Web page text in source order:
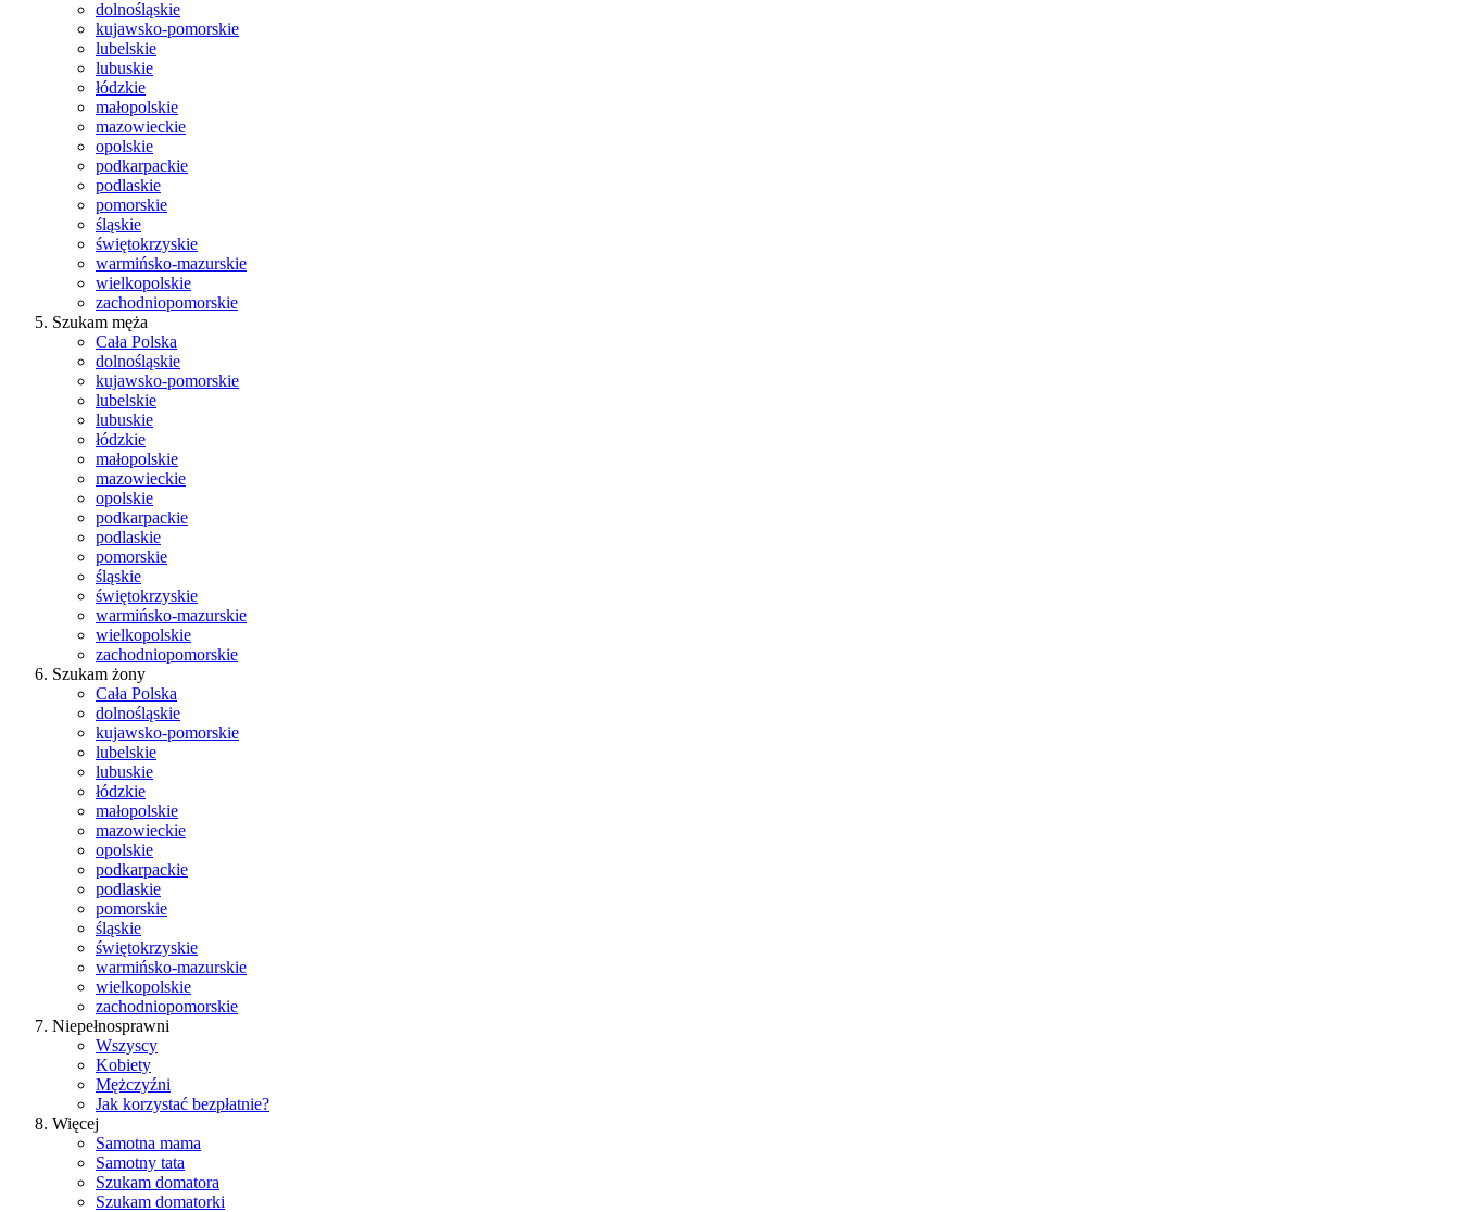
dolnośląskie
kujawsko-pomorskie
lubelskie
lubuskie
łódzkie
małopolskie
mazowieckie
opolskie
podkarpackie
podlaskie
pomorskie
śląskie
świętokrzyskie
warmińsko-mazurskie
wielkopolskie
zachodniopomorskie
Szukam męża
Cała Polska
dolnośląskie
kujawsko-pomorskie
lubelskie
lubuskie
łódzkie
małopolskie
mazowieckie
opolskie
podkarpackie
podlaskie
pomorskie
śląskie
świętokrzyskie
warmińsko-mazurskie
wielkopolskie
zachodniopomorskie
Szukam żony
Cała Polska
dolnośląskie
kujawsko-pomorskie
lubelskie
lubuskie
łódzkie
małopolskie
mazowieckie
opolskie
podkarpackie
podlaskie
pomorskie
śląskie
świętokrzyskie
warmińsko-mazurskie
wielkopolskie
zachodniopomorskie
Niepełnosprawni
Wszyscy
Kobiety
Mężczyźni
Jak korzystać bezpłatnie?
Więcej
Samotna mama
Samotny tata
Szukam domatora
Szukam domatorki